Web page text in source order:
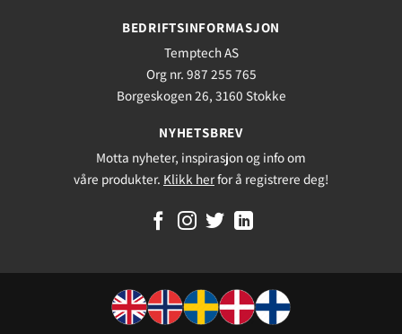
BEDRIFTSINFORMASJON
Temptech AS
Org nr. 987 255 765
Borgeskogen 26, 3160 Stokke
NYHETSBREV
Motta nyheter, inspirasjon og info om
våre produkter. Klikk herfor å registrere deg!